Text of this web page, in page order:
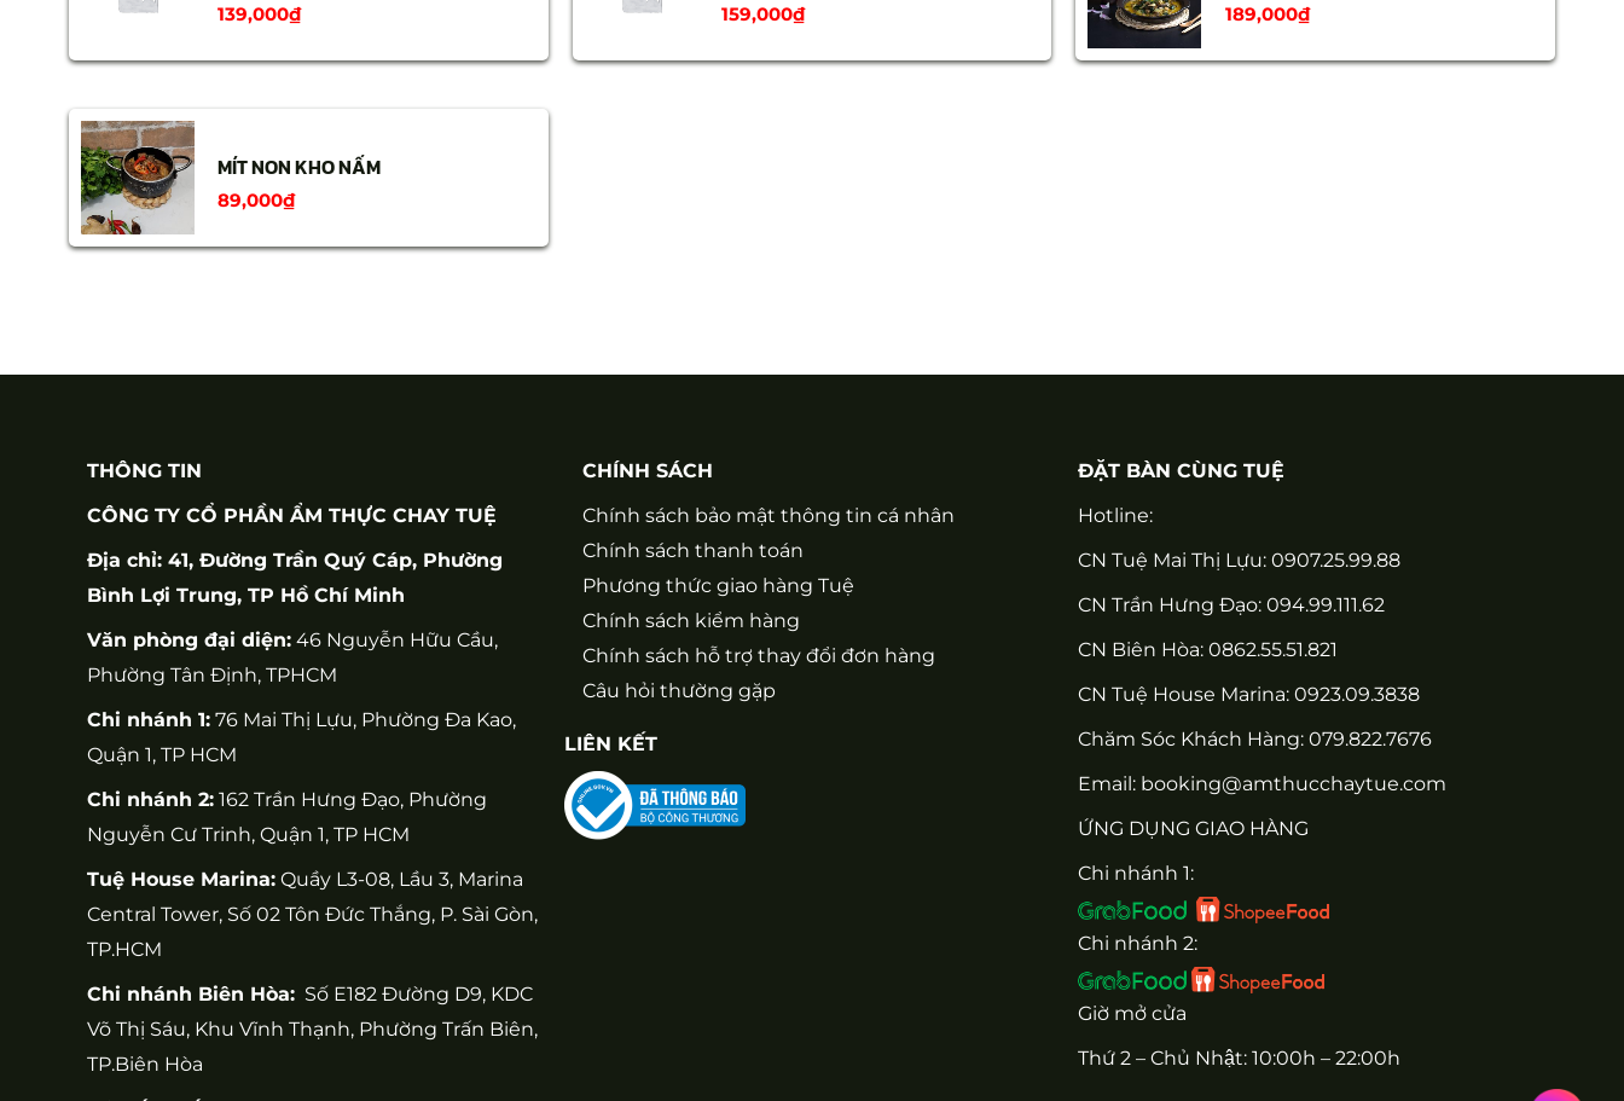
139,000₫ 159,000₫ 189,000₫
MÍT NON KHO NẤM
89,000₫
THÔNG TIN
CÔNG TY CỔ PHẦN ẨM THỰC CHAY TUỆ
Địa chỉ: 41, Đường Trần Quý Cáp, Phường
Bình Lợi Trung, TP Hồ Chí Minh
Văn phòng đại diện: 46 Nguyễn Hữu Cầu,
Phường Tân Định, TPHCM
Chi nhánh 1: 76 Mai Thị Lựu, Phường Đa Kao,
Quận 1, TP HCM
Chi nhánh 2: 162 Trần Hưng Đạo, Phường
Nguyễn Cư Trinh, Quận 1, TP HCM
Tuệ House Marina: Quầy L3-08, Lầu 3, Marina
Central Tower, Số 02 Tôn Đức Thắng, P. Sài Gòn,
TP.HCM
Chi nhánh Biên Hòa: Số E182 Đường D9, KDC
Võ Thị Sáu, Khu Vĩnh Thạnh, Phường Trấn Biên,
TP.Biên Hòa
CHÍNH SÁCH
Chính sách bảo mật thông tin cá nhân
Chính sách thanh toán
Phương thức giao hàng Tuệ
Chính sách kiểm hàng
Chính sách hỗ trợ thay đổi đơn hàng
Câu hỏi thường gặp
LIÊN KẾT
ĐẶT BÀN CÙNG TUỆ
Hotline:
CN Tuệ Mai Thị Lựu: 0907.25.99.88
CN Trần Hưng Đạo: 094.99.111.62
CN Biên Hòa: 0862.55.51.821
CN Tuệ House Marina: 0923.09.3838
Chăm Sóc Khách Hàng: 079.822.7676
Email: booking@amthucchaytue.com
ỨNG DỤNG GIAO HÀNG
Chi nhánh 1:
Chi nhánh 2:
Giờ mở cửa
Thứ 2 – Chủ Nhật: 10:00h – 22:00h